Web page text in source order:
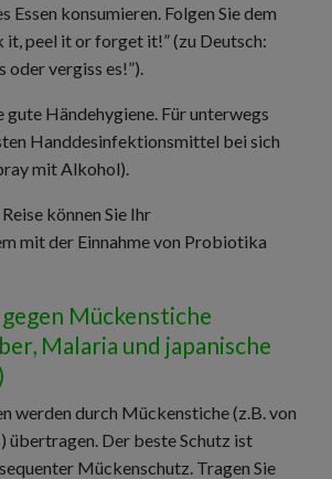
Essen konsumieren. Folgen Sie dem
it, peel it or forget it!” (zu Deutsch:
oder vergiss es!”).
gute Händehygiene. Für unterwegs
Handdesinfektionsmittel bei sich
mit Alkohol).
können Sie Ihr
mit der Einnahme von Probiotika
Mückenstiche
Malaria und japanische
werden durch Mückenstiche (z.B. von
Der beste Schutz ist
Mückenschutz. Tragen Sie